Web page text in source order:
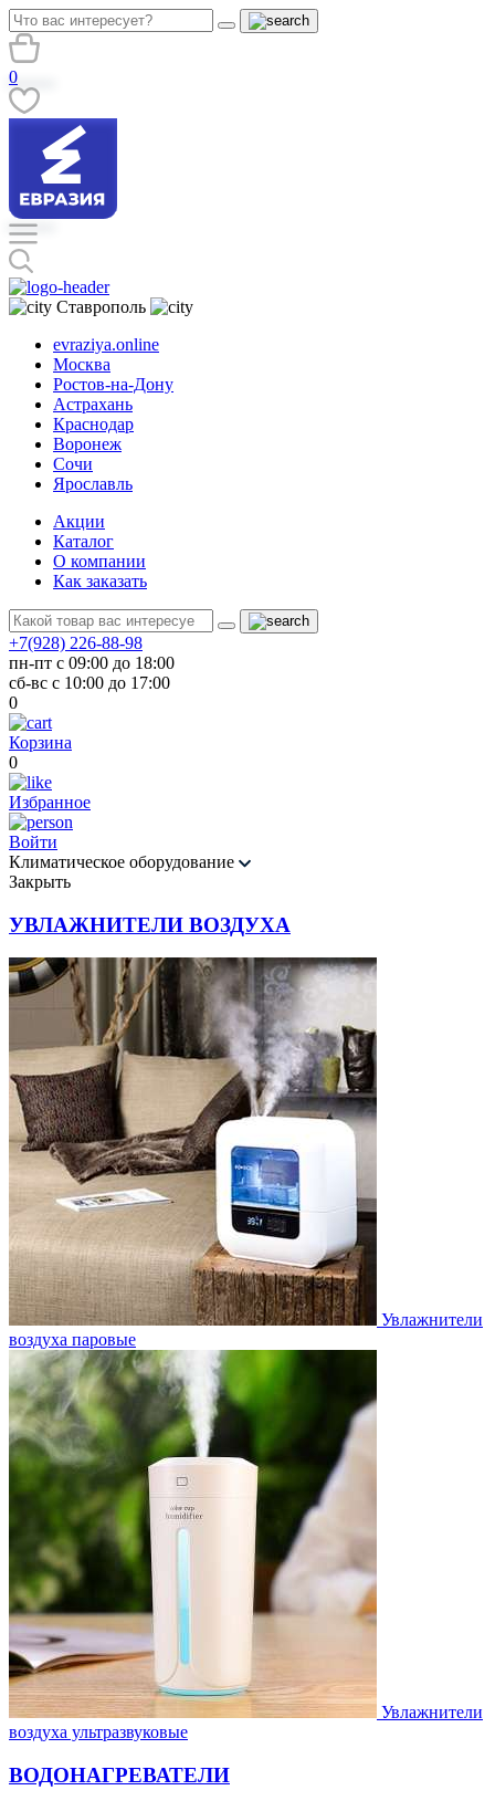
0
Ставрополь
evraziya.online
Москва
Ростов-на-Дону
Астрахань
Краснодар
Воронеж
Сочи
Ярославль
Акции
Каталог
О компании
Как заказать
+7(928) 226-88-98
пн-пт с 09:00 до 18:00
сб-вс с 10:00 до 17:00
0
Корзина
0
Избранное
Войти
Климатическое оборудование
Закрыть
УВЛАЖНИТЕЛИ ВОЗДУХА
Увлажнители
воздуха паровые
Увлажнители
воздуха ультразвуковые
ВОДОНАГРЕВАТЕЛИ